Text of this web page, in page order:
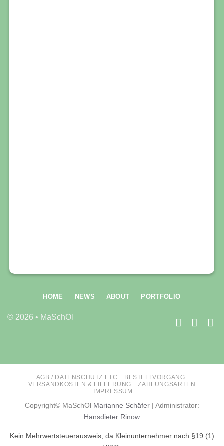
© 2026 • MaSchOl
HOME NEWS ABOUT PORTFOLIO
AGB / DATENSCHUTZ ETC
BESTELLVORGANG
VERSANDKOSTEN & LIEFERUNG
ZAHLUNGSARTEN
IMPRESSUM
Copyright© MaSchOl Marianne Schäfer| Administrator:
Hansdieter Rinow
Kein Mehrwertsteuerausweis, da Kleinunternehmer nach §19 (1)